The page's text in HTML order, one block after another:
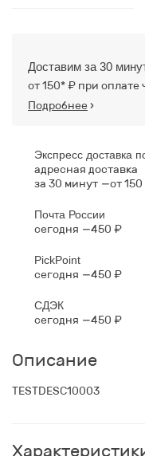
Доставим за 30
от 150* ₽ при оплате
Подробнее ›
Экспресс доставка
адресная доставка
за 30 минут
от
Почта России
сегодня 450 ₽
PickPoint
сегодня 450 ₽
СДЭК
сегодня 450 ₽
Описание
TESTDESC10003